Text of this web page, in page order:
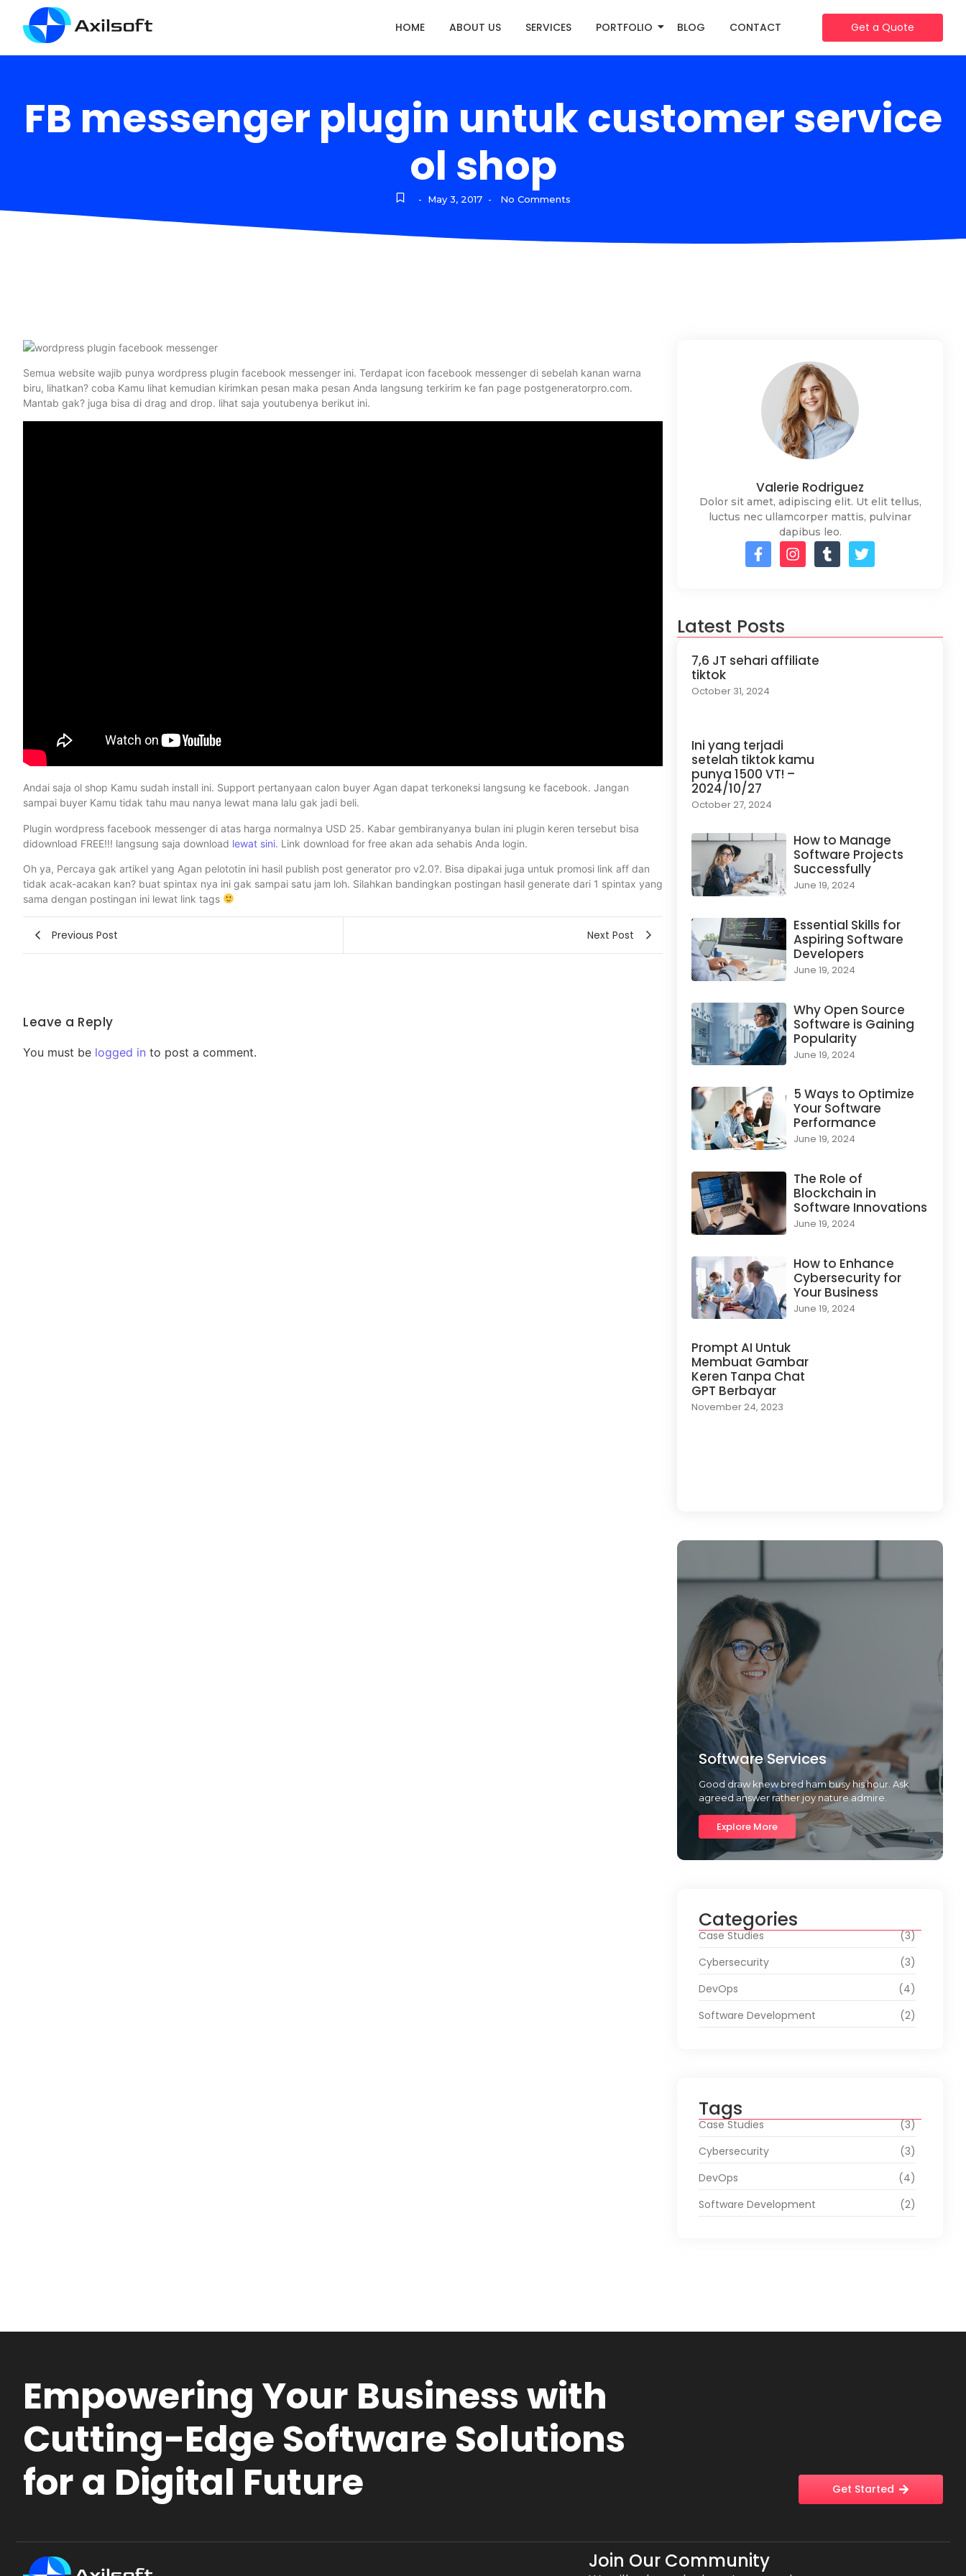
HOME ABOUT US SERVICES PORTFOLIO BLOG CONTACT Get a Quote
FB messenger plugin untuk customer service
ol shop
- May 3, 2017 - No Comments
Semua website wajib punya wordpress plugin facebook messenger ini. Terdapat icon facebook messenger di sebelah kanan warna
biru, lihatkan? coba Kamu lihat kemudian kirimkan pesan maka pesan Anda langsung terkirim ke fan page postgeneratorpro.com.
Mantab gak? juga bisa di drag and drop. lihat saja youtubenya berikut ini.
Andai saja ol shop Kamu sudah install ini. Support pertanyaan calon buyer Agan dapat terkoneksi langsung ke facebook. Jangan
sampai buyer Kamu tidak tahu mau nanya lewat mana lalu gak jadi beli.
Plugin wordpress facebook messenger di atas harga normalnya USD 25. Kabar gembiranyanya bulan ini plugin keren tersebut bisa
didownload FREE!!! langsung saja download lewat sini. Link download for free akan ada sehabis Anda login.
Oh ya, Percaya gak artikel yang Agan pelototin ini hasil publish post generator pro v2.0?. Bisa dipakai juga untuk promosi link aff dan
tidak acak-acakan kan? buat spintax nya ini gak sampai satu jam loh. Silahkan bandingkan postingan hasil generate dari 1 spintax yang
sama dengan postingan ini lewat link tags
Previous Post Next Post
Leave a Reply
You must be logged in to post a comment.
Valerie Rodriguez
Dolor sit amet, adipiscing elit. Ut elit tellus,
luctus nec ullamcorper mattis, pulvinar
dapibus leo.
Latest Posts
7,6 JT sehari affiliate
tiktok
October 31, 2024
Ini yang terjadi
setelah tiktok kamu
punya 1500 VT! –
2024/10/27
October 27, 2024
How to Manage
Software Projects
Successfully
June 19, 2024
Essential Skills for
Aspiring Software
Developers
June 19, 2024
Why Open Source
Software is Gaining
Popularity
June 19, 2024
5 Ways to Optimize
Your Software
Performance
June 19, 2024
The Role of
Blockchain in
Software Innovations
June 19, 2024
How to Enhance
Cybersecurity for
Your Business
June 19, 2024
Prompt AI Untuk
Membuat Gambar
Keren Tanpa Chat
GPT Berbayar
November 24, 2023
Software Services
Good draw knew bred ham busy his hour. Ask
agreed answer rather joy nature admire.
Explore More
Categories
Case Studies
(3)
Cybersecurity
(3)
DevOps
(4)
Software Development
(2)
Tags
Case Studies
(3)
Cybersecurity
(3)
DevOps
(4)
Software Development
(2)
Empowering Your Business with
Cutting-Edge Software Solutions
for a Digital Future
Get Started
Join Our Community